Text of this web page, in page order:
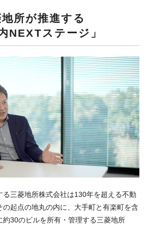
所が推進する
NEXTステージ」
る三菱地所株式会社は130年を超える不動
の起点の地丸の内に、大手町と有楽町を含
約30のビルを所有・管理する三菱地所